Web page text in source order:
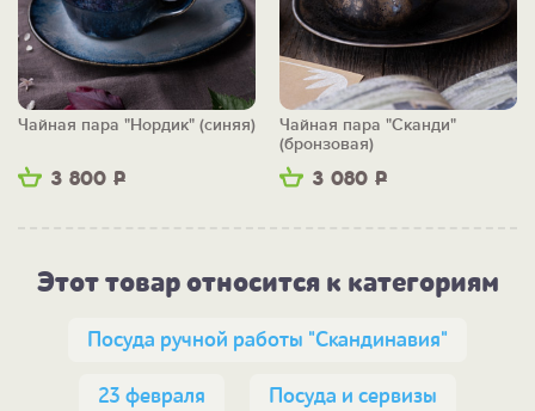
3 800 Р
Чайная пара "Нордик" (синяя)
3 080 Р
Чайная пара "Сканди"
(бронзовая)
Этот товар относится к категориям
Посуда ручной работы "Скандинавия"
23 февраля Посуда и сервизы